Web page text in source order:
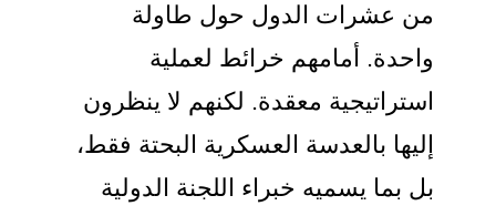
من عشرات الدول حول طاولة
واحدة. أمامهم خرائط لعملية
استراتيجية معقدة. لكنهم لا ينظرون
إليها بالعدسة العسكرية البحتة فقط،
بل بما يسميه خبراء اللجنة الدولية